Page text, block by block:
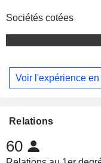
Sociétés cotées
Voir l'expérience
Relations
60